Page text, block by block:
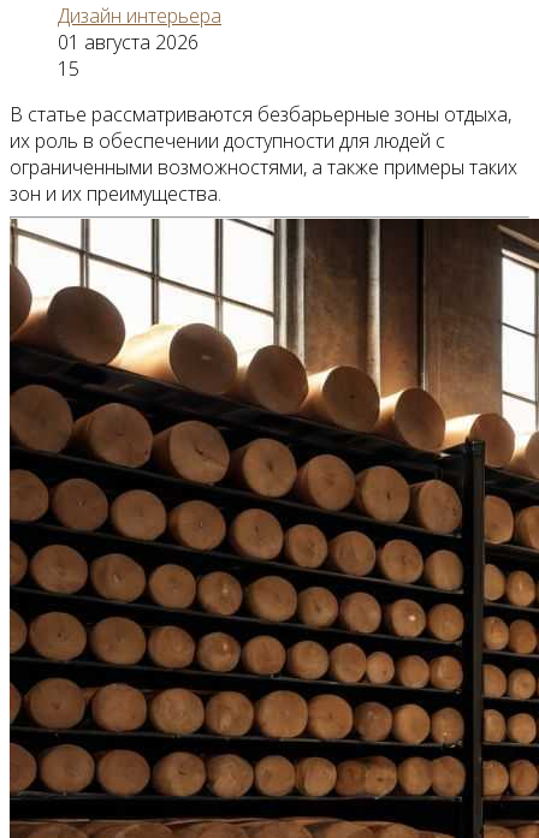
Дизайн интерьера
01 августа 2026
15
В статье рассматриваются безбарьерные зоны отдыха,
их роль в обеспечении доступности для людей с
ограниченными возможностями, а также примеры таких
зон и их преимущества.